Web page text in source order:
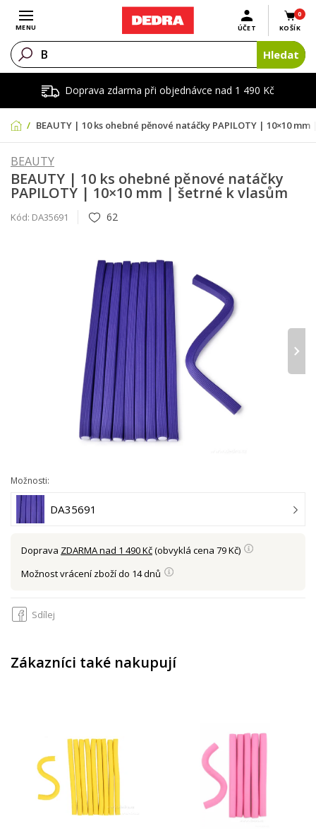
Doprava zdarma při objednávce nad 1 490 Kč
Otevřít menu
MENU
0
KOŠÍK
ÚČET
Hledat
BEAUTY | 10 ks ohebné pěnové natáčky PAPILOTY | 10×10
BEAUTY
BEAUTY | 10 ks ohebné pěnové natáčky
PAPILOTY | 10×10 mm | šetrné k vlasům
Kód: DA35691 62
›
Možnosti:
DA35691
Doprava ZDARMA nad 1 490 Kč(obvyklá cena 79 Kč)
Možnost vrácení zboží do 14 dnů
Sdílej
Zákazníci také nakupují